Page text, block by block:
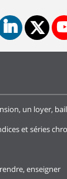
un loyer,
et séries
enseigner